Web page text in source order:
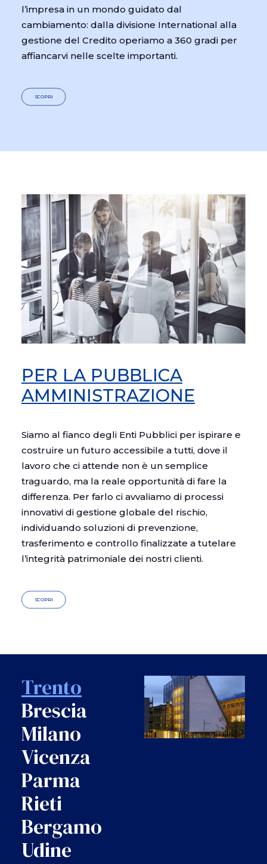
l’impresa in un mondo guidato dal
cambiamento: dalla divisione International alla
gestione del Credito operiamo a 360 gradi per
affiancarvi nelle scelte importanti.
SCOPRI
PER LA PUBBLICA
AMMINISTRAZIONE
Siamo al fianco degli Enti Pubblici per ispirare e
costruire un futuro accessibile a tutti, dove il
lavoro che ci attende non è un semplice
traguardo, ma la reale opportunità di fare la
differenza. Per farlo ci avvaliamo di processi
innovativi di gestione globale del rischio,
individuando soluzioni di prevenzione,
trasferimento e controllo finalizzate a tutelare
l’integrità patrimoniale dei nostri clienti.
SCOPRI
Trento
Brescia
Milano
Vicenza
Parma
Rieti
Bergamo
Udine